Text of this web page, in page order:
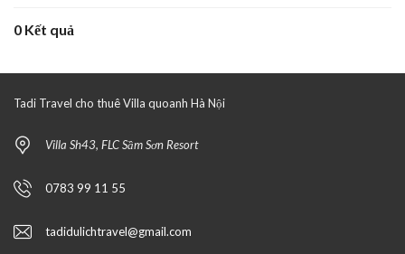
0 Kết quả
Tadi Travel cho thuê Villa quoanh Hà Nội
Villa Sh43, FLC Sầm Sơn Resort
0783 99 11 55
tadidulichtravel@gmail.com